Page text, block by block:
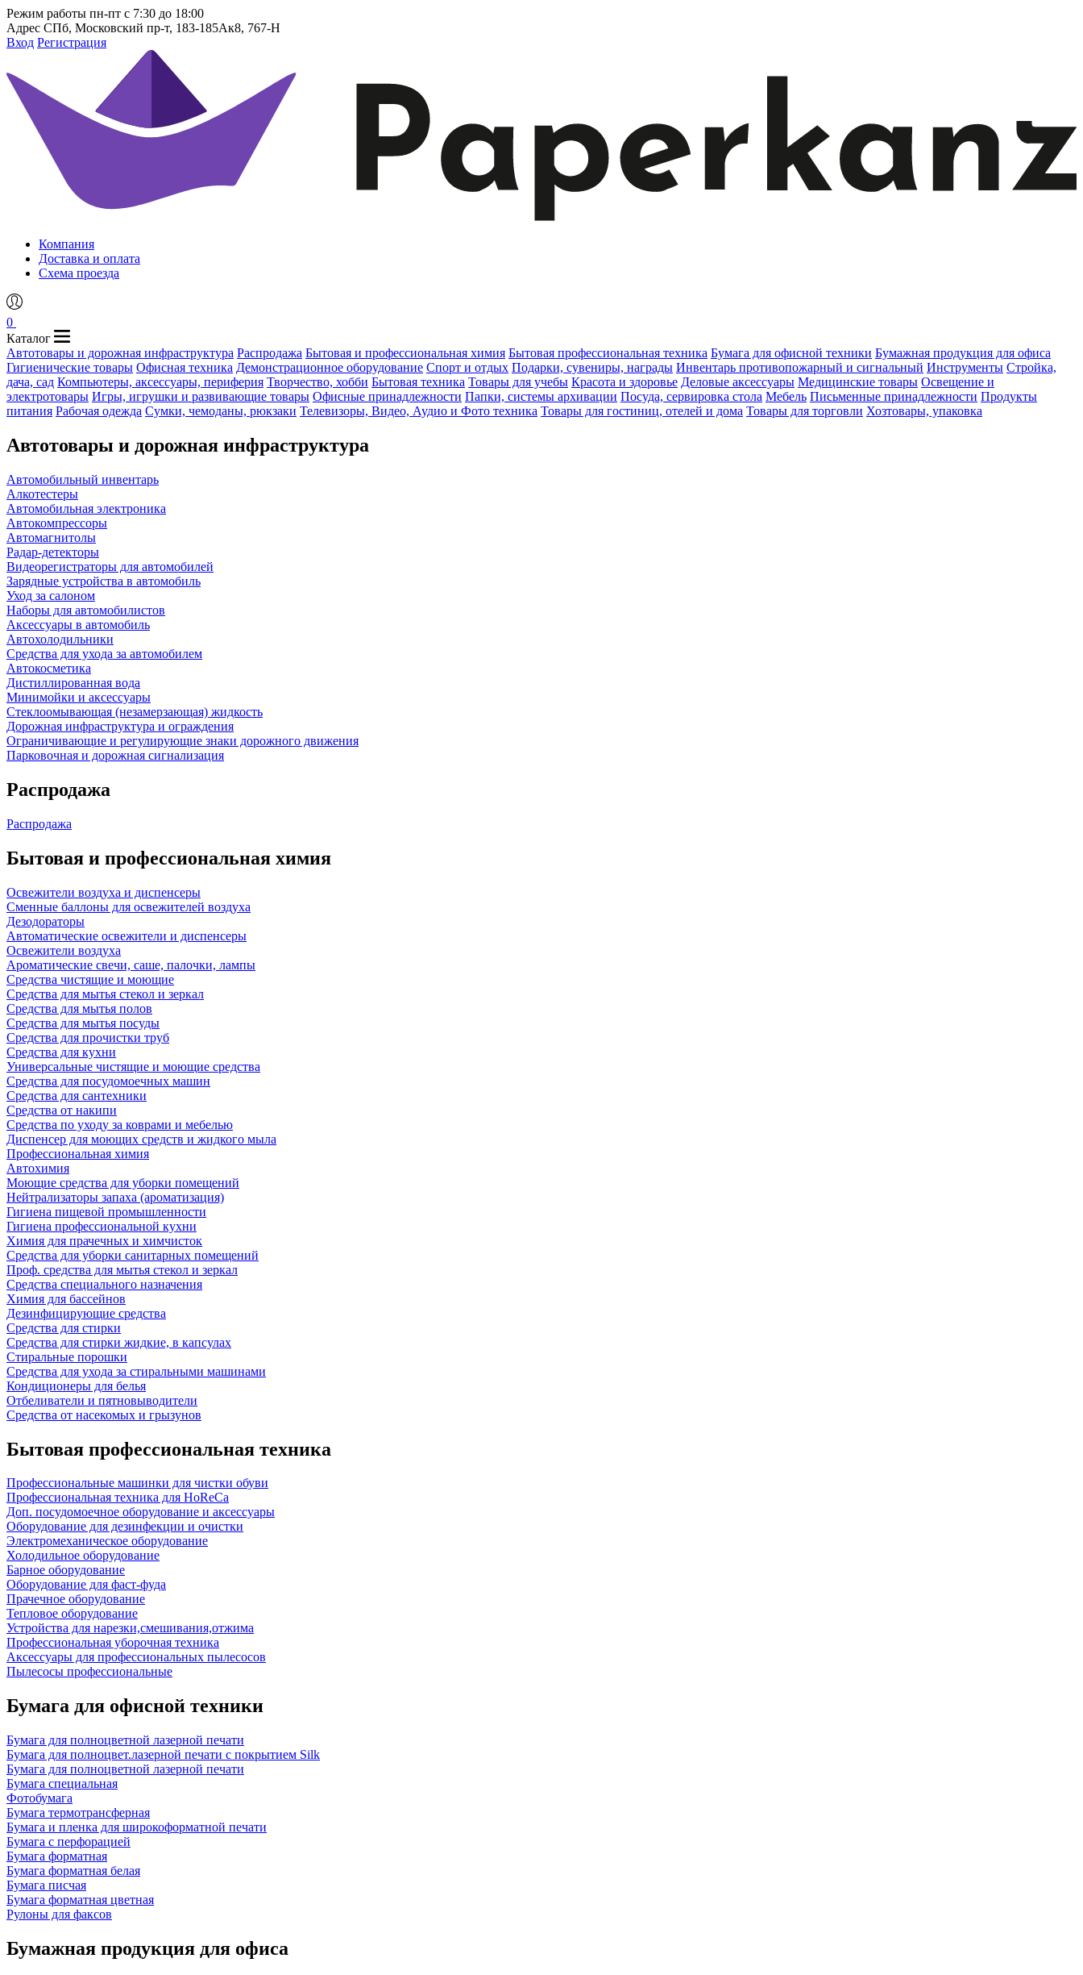
Режим работы пн-пт с 7:30 до 18:00
Адрес СПб, Московский пр-т, 183-185Ак8, 767-Н
Вход Регистрация
Компания
Доставка и оплата
Схема проезда
0
Каталог
Автотовары и дорожная инфраструктура Распродажа Бытовая и профессиональная химия Бытовая профессиональная техника Бумага для офисной техники Бумажная продукция для офиса
Гигиенические товары Офисная техника Демонстрационное оборудование Спорт и отдых Подарки, сувениры, награды Инвентарь противопожарный и сигнальный Инструменты Стройка,
дача, сад Компьютеры, аксессуары, периферия Творчество, хобби Бытовая техника Товары для учебы Красота и здоровье Деловые аксессуары Медицинские товары Освещение и
электротовары Игры, игрушки и развивающие товары Офисные принадлежности Папки, системы архивации Посуда, сервировка стола Мебель Письменные принадлежности Продукты
питания Рабочая одежда Сумки, чемоданы, рюкзаки Телевизоры, Видео, Аудио и Фото техника Товары для гостиниц, отелей и дома Товары для торговли Хозтовары, упаковка
Автотовары и дорожная инфраструктура
Автомобильный инвентарь
Алкотестеры
Автомобильная электроника
Автокомпрессоры
Автомагнитолы
Радар-детекторы
Видеорегистраторы для автомобилей
Зарядные устройства в автомобиль
Уход за салоном
Наборы для автомобилистов
Аксессуары в автомобиль
Автохолодильники
Средства для ухода за автомобилем
Автокосметика
Дистиллированная вода
Минимойки и аксессуары
Стеклоомывающая (незамерзающая) жидкость
Дорожная инфраструктура и ограждения
Ограничивающие и регулирующие знаки дорожного движения
Парковочная и дорожная сигнализация
Распродажа
Распродажа
Бытовая и профессиональная химия
Освежители воздуха и диспенсеры
Сменные баллоны для освежителей воздуха
Дезодораторы
Автоматические освежители и диспенсеры
Освежители воздуха
Ароматические свечи, саше, палочки, лампы
Средства чистящие и моющие
Средства для мытья стекол и зеркал
Средства для мытья полов
Средства для мытья посуды
Средства для прочистки труб
Средства для кухни
Универсальные чистящие и моющие средства
Средства для посудомоечных машин
Средства для сантехники
Средства от накипи
Средства по уходу за коврами и мебелью
Диспенсер для моющих средств и жидкого мыла
Профессиональная химия
Автохимия
Моющие средства для уборки помещений
Нейтрализаторы запаха (ароматизация)
Гигиена пищевой промышленности
Гигиена профессиональной кухни
Химия для прачечных и химчисток
Средства для уборки санитарных помещений
Проф. средства для мытья стекол и зеркал
Средства специального назначения
Химия для бассейнов
Дезинфицирующие средства
Средства для стирки
Средства для стирки жидкие, в капсулах
Стиральные порошки
Средства для ухода за стиральными машинами
Кондиционеры для белья
Отбеливатели и пятновыводители
Средства от насекомых и грызунов
Бытовая профессиональная техника
Профессиональные машинки для чистки обуви
Профессиональная техника для HoReCa
Доп. посудомоечное оборудование и аксессуары
Оборудование для дезинфекции и очистки
Электромеханическое оборудование
Холодильное оборудование
Барное оборудование
Оборудование для фаст-фуда
Прачечное оборудование
Тепловое оборудование
Устройства для нарезки,смешивания,отжима
Профессиональная уборочная техника
Аксессуары для профессиональных пылесосов
Пылесосы профессиональные
Бумага для офисной техники
Бумага для полноцветной лазерной печати
Бумага для полноцвет.лазерной печати с покрытием Silk
Бумага для полноцветной лазерной печати
Бумага специальная
Фотобумага
Бумага термотрансферная
Бумага и пленка для широкоформатной печати
Бумага с перфорацией
Бумага форматная
Бумага форматная белая
Бумага писчая
Бумага форматная цветная
Рулоны для факсов
Бумажная продукция для офиса